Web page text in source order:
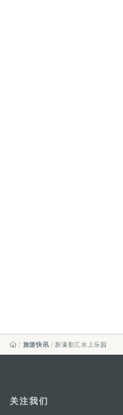
旅游快讯 新濠影汇水上乐园
关注我们